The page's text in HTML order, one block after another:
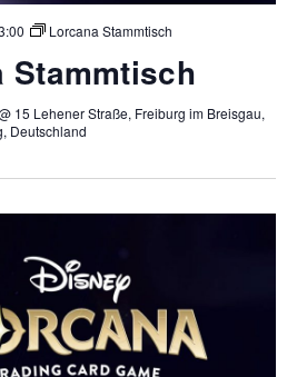
Lorcana Stammtisch
Stammtisch
15 Lehener Straße, Freiburg im Breisgau,
Deutschland